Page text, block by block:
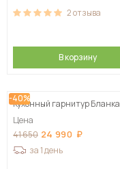
2отзыва
В корзину
-40%
Кухонный гарнитур Бланка
Цена
41 650 24 990
за 1 день